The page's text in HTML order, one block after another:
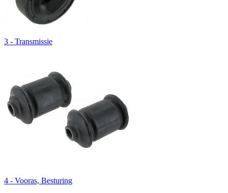
3 - Transmissie
4 - Vooras, Besturing